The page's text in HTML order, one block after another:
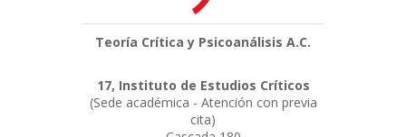
Teoría Crítica y Psicoanálisis A.C.
17, Instituto de Estudios Críticos
(Sede académica - Atención con previa
cita)